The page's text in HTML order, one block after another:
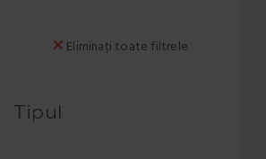
Eliminați toate filtrele
Tipul